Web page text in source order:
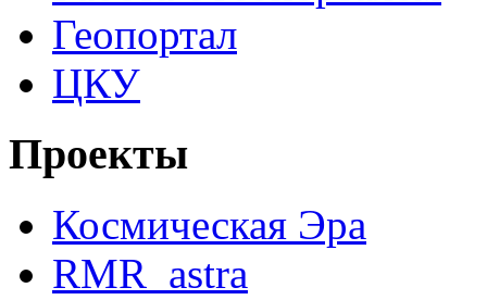
Геопортал
ЦКУ
Проекты
Космическая Эра
RMR_astra